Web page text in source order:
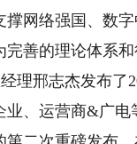
网络强国、数字
善的理论体系和
理邢志杰发布了
、运营商&广